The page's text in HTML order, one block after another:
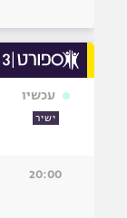
עכשיו
ישיר
20:00